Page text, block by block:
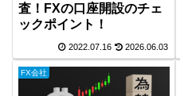
査！FXの口座開設のチェ
ックポイント！
2022.07.16 2026.06.03
FX会社